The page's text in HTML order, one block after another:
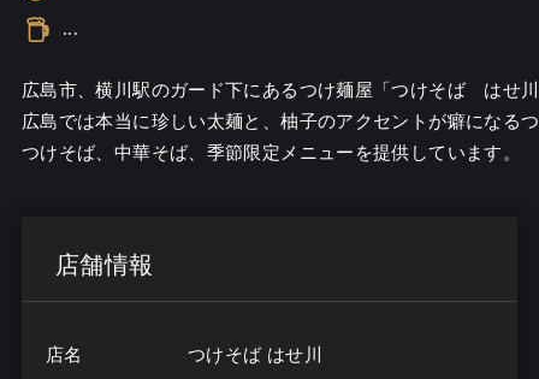
...
広島市、横川駅のガード下にあるつけ麺屋「つけそば　はせ
広島では本当に珍しい太麺と、柚子のアクセントが癖になる
つけそば、中華そば、季節限定メニューを提供しています。
店舗情報
店名 つけそば はせ川